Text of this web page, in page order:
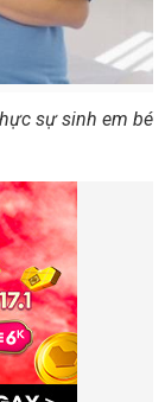
sự sinh em bé